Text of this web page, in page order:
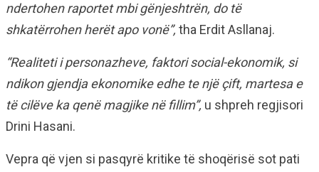
ndertohen raportet mbi gënjeshtrën, do të
shkatërrohen herët apo vonë”, tha Erdit Asllanaj.
“Realiteti i personazheve, faktori social-ekonomik, si
ndikon gjendja ekonomike edhe te një çift, martesa e
të cilëve ka qenë magjike në fillim”, u shpreh regjisori
Drini Hasani.
Vepra që vjen si pasqyrë kritike të shoqërisë sot pati